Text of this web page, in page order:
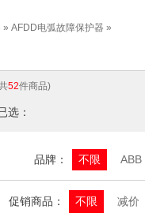
» AFDD电弧故障保护器 »
52件商品)
选：
品牌： 不限 ABB
促销商品： 不限 减价